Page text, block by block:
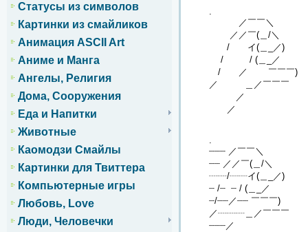
Статусы из символов
Картинки из смайликов
Анимация ASCII Art
Аниме и Манга
Ангелы, Религия
Дома, Сооружения
Еда и Напитки
Животные
Каомодзи Смайлы
Картинки для Твиттера
Компьютерные игры
Любовь, Love
Люди, Человечки
.
／￣￣＼
／／￣(＿/＼
/ イ(＿_／)
/ / (＿_／
/ ／ ￣￣￣)
／ ＿／￣￣￣
／
／
.
┈┈┈ ／￣￣＼
┈┈ ／／￣(＿/＼
┈┈/┈┈イ(＿_／)
┈ /┈ ┈ / (＿_／
┈/┈┈／┈┈ ￣￣￣)
／┈┈┈＿／￣￣￣
┈┈┈／